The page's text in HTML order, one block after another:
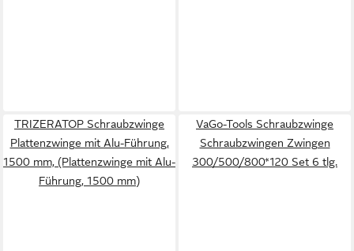
TRIZERATOP Schraubzwinge
Plattenzwinge mit Alu-Führung,
1500 mm, (Plattenzwinge mit Alu-
Führung, 1500 mm)
VaGo-Tools Schraubzwinge
Schraubzwingen Zwingen
300/500/800*120 Set 6 tlg.